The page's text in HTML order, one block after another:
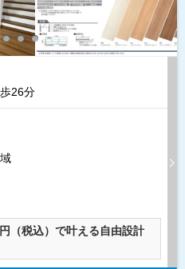
26分
（税込）で叶える自由設計